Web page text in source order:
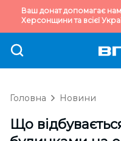
Ваш донат допомагає
Херсонщини та всієї
Головна Новини
Що